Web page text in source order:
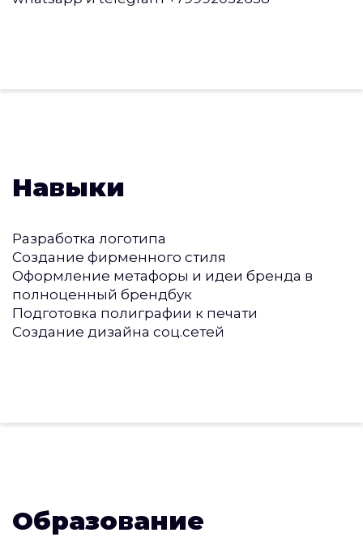
Навыки
Разработка логотипа
Создание фирменного стиля
Оформление метафоры и идеи бренда в
полноценный брендбук
Подготовка полиграфии к печати
Создание дизайна соц.сетей
Образование